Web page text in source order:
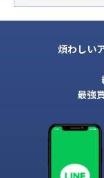
煩わしい
最強